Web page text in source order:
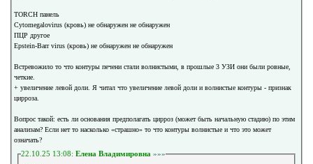
TORCH панель
Cytomegalovirus (кровь) не обнаружен не обнаружен
ПЦР другое
Epstein-Barr virus (кровь) не обнаружен не обнаружен
Встревожило то что контуры печени стали волнистыми, в прошлые 3 УЗИ они были ровные,
четкие.
+ увеличение левой доли. Я читал что увеличение левой доли и волнистые контуры - признак
цирроза.
Вопрос такой: есть ли основания предполагать цирроз (может быть начальную стадию) по этим
анализам? Если нет то насколько «страшно» то что контуры волнистые и что это может
означать?
22.10.25 13:08: Елена Владимировна »»»